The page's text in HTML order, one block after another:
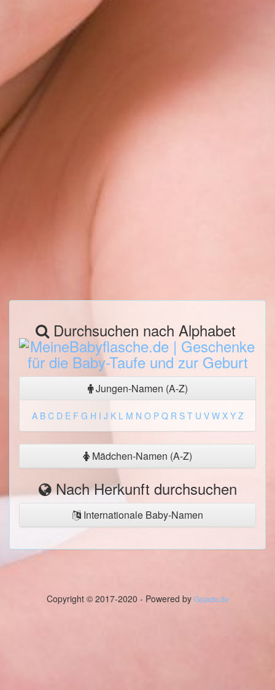
Durchsuchen nach Alphabet
Jungen-Namen (A-Z)
A B C D E F G H I J K L M N O P Q R S T U V W X Y Z
Mädchen-Namen (A-Z)
Nach Herkunft durchsuchen
Internationale Baby-Namen
Copyright © 2017-2020 - Powered by Gojado.de